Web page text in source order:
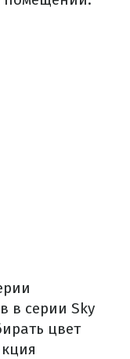
в серии Sky
цвет